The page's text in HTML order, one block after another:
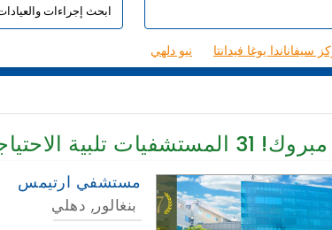
نيو دلهي سيفاناندا يوغا فيدانتا
مبروك! 31 المستشفيات تلبية
مستشفي ارتيمس
بنغالور, دهلي